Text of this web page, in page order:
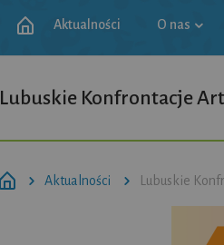
Aktualności O nas
Lubuskie Konfrontacje
Aktualności Lubuskie